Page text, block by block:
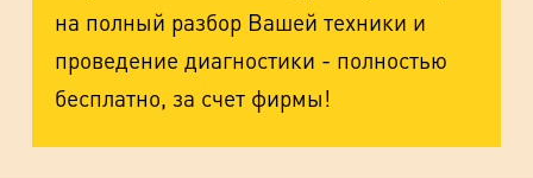
на полный разбор Вашей техники и
проведение диагностики - полностью
бесплатно, за счет фирмы!